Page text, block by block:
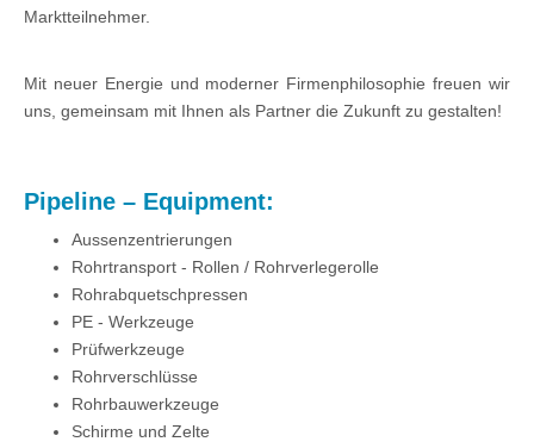
Marktteilnehmer.
Mit neuer Energie und moderner Firmenphilosophie freuen wir
uns, gemeinsam mit Ihnen als Partner die Zukunft zu gestalten!
Pipeline – Equipment:
Aussenzentrierungen
Rohrtransport - Rollen / Rohrverlegerolle
Rohrabquetschpressen
PE - Werkzeuge
Prüfwerkzeuge
Rohrverschlüsse
Rohrbauwerkzeuge
Schirme und Zelte